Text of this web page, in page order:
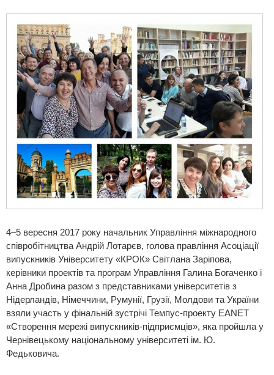
4–5 вересня 2017 року начальник Управління міжнародного
співробітництва Андрій Лотарєв, голова правління Асоціації
випускників Університету «КРОК» Світлана Заріпова,
керівники проектів та програм Управління Галина Богаченко і
Анна Дробина разом з представниками університетів з
Нідерландів, Німеччини, Румунії, Грузії, Молдови та України
взяли участь у фінальній зустрічі Темпус-проекту EANET
«Створення мережі випускників-підприємців», яка пройшла у
Чернівецькому національному університеті ім. Ю.
Федьковича.